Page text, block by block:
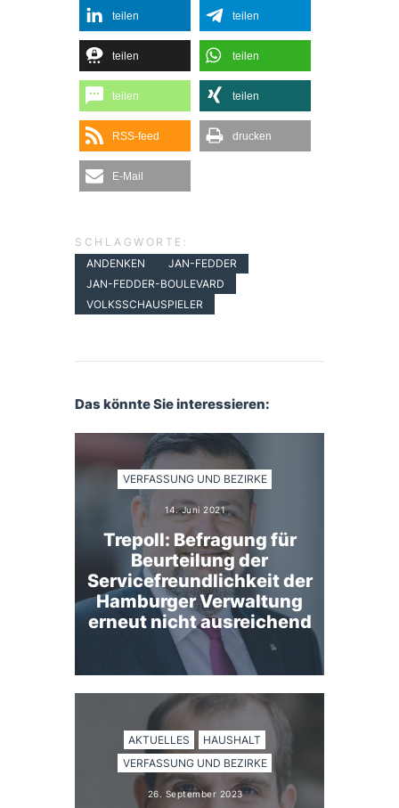
teilen teilen
teilen teilen
teilen teilen
RSS-feed drucken
E-Mail
SCHLAGWORTE:
ANDENKEN
JAN-FEDDER
JAN-FEDDER-BOULEVARD
VOLKSSCHAUSPIELER
Das könnte Sie interessieren:
VERFASSUNG UND BEZIRKE
14. Juni 2021
Trepoll: Befragung für
Beurteilung der
Servicefreundlichkeit der
Hamburger Verwaltung
erneut nicht ausreichend
AKTUELLES
HAUSHALT
VERFASSUNG UND BEZIRKE
26. September 2023